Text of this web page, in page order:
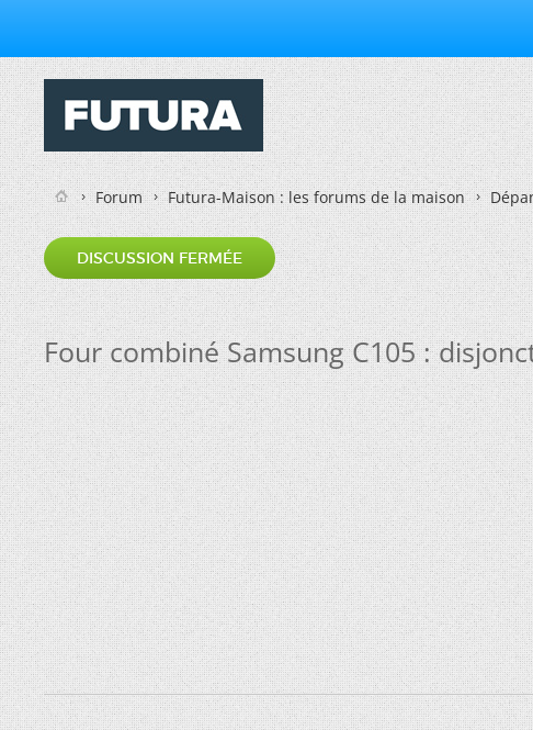
Forum Futura-Maison : les forums de la maison
DISCUSSION FERMÉE
Four combiné Samsung C105 :